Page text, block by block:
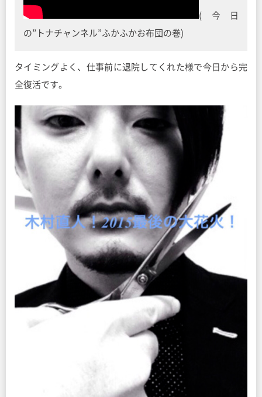
(今日
の”トナチャンネル”ふかふかお布団の巻)
タイミングよく、仕事前に退院してくれた様で今日から完
全復活です。